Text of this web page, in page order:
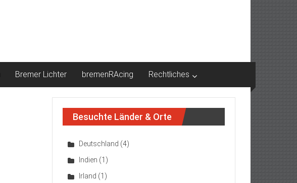
Bremer Lichter bremenRAcing Rechtliches
Besuchte Länder & Orte
Deutschland (4)
Indien (1)
Irland (1)